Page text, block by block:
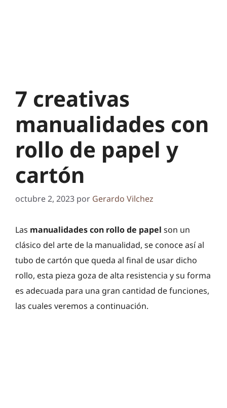
7 creativas
manualidades con
rollo de papel y
cartón
octubre 2, 2023 por Gerardo Vilchez
Las manualidades con rollo de papel son un
clásico del arte de la manualidad, se conoce así al
tubo de cartón que queda al final de usar dicho
rollo, esta pieza goza de alta resistencia y su forma
es adecuada para una gran cantidad de funciones,
las cuales veremos a continuación.